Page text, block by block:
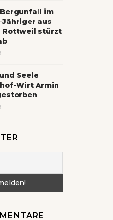
im
Jähriger aus
Rottweil stürzt
Seele
Wirt Armin